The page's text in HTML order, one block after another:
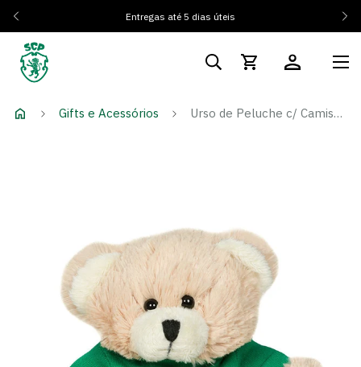
Entregas até 5 dias úteis
Gifts e Acessórios Urso de Peluche c/ Camisola SCP Pequeno